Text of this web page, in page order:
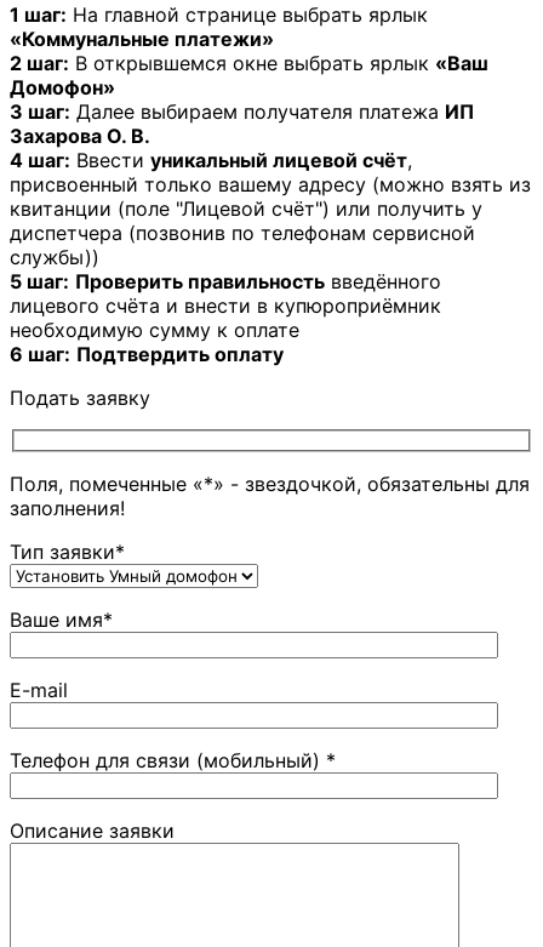
1 шаг: На главной странице выбрать ярлык
«Коммунальные платежи»
2 шаг: В открывшемся окне выбрать ярлык «Ваш
Домофон»
3 шаг: Далее выбираем получателя платежа ИП
Захарова О. В.
4 шаг: Ввести уникальный лицевой счёт,
присвоенный только вашему адресу (можно взять из
квитанции (поле "Лицевой счёт") или получить у
диспетчера (позвонив по телефонам сервисной
службы))
5 шаг: Проверить правильность введённого
лицевого счёта и внести в купюроприёмник
необходимую сумму к оплате
6 шаг: Подтвердить оплату
Подать заявку
Поля, помеченные «*» - звездочкой, обязательны для
заполнения!
Тип заявки*
Ваше имя*
E-mail
Телефон для связи (мобильный) *
Описание заявки